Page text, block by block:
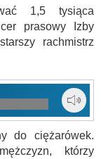
1,5 tysiąca
prasowy Izby
rachmistrz
do ciężarówek.
którzy